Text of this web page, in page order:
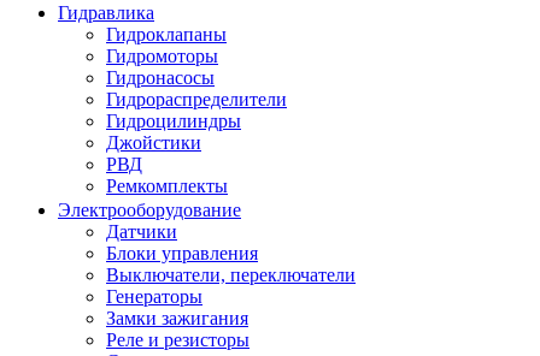
Гидравлика
Гидроклапаны
Гидромоторы
Гидронасосы
Гидрораспределители
Гидроцилиндры
Джойстики
РВД
Ремкомплекты
Электрооборудование
Датчики
Блоки управления
Выключатели, переключатели
Генераторы
Замки зажигания
Реле и резисторы